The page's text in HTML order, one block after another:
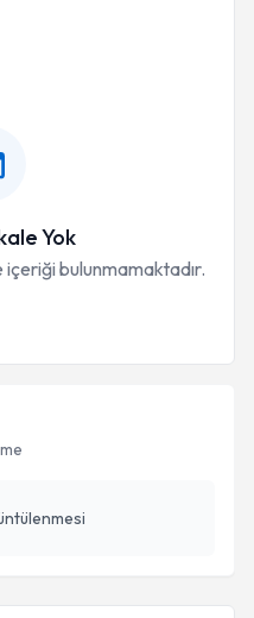
Yok
bulunmamaktadır.